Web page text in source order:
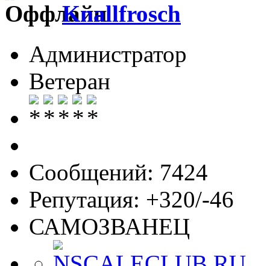
Knallfrosch
Администратор
Ветеран
Сообщений: 7424
Репутация: +320/-46
САМОЗВАНЕЦ